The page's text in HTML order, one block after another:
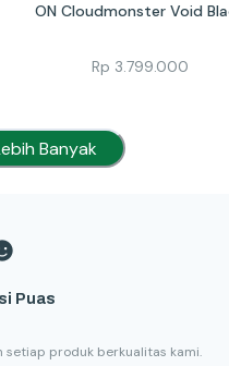
ON Cloudmonster Void
Rp 3.799.000
Banyak
Puas
setiap produk berkualitas kami.